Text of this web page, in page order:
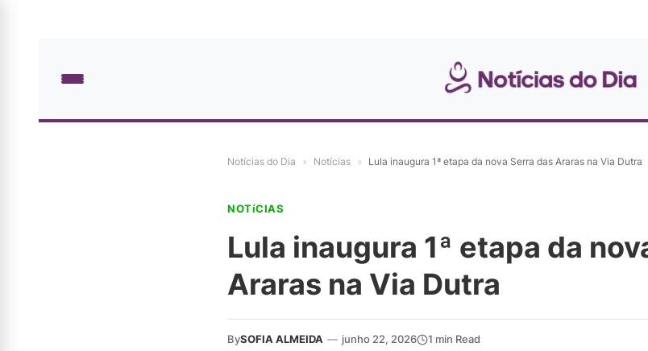
Notícias do Dia » Notícias » Lula inaugura 1ª etapa da nova Serra das Araras na Via Dutra
NOTíCIAS
Lula inaugura 1ª etapa da
Araras na Via Dutra
BySOFIA ALMEIDA — junho 22, 2026 1 min Read